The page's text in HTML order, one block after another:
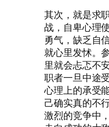
其次，就是求
战，自卑心理
勇气，缺乏自
就心里发怵。
里就会忐忑不
职者一旦中途
心理上的承受
己确实真的不
激烈的竞争中